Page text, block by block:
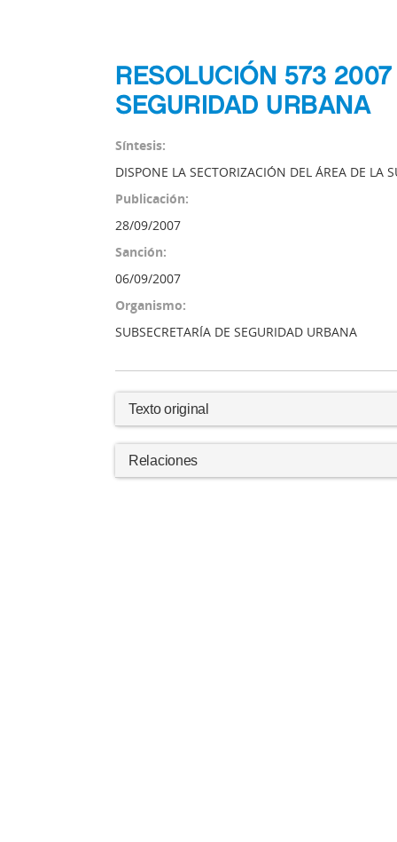
RESOLUCIÓN 573
SEGURIDAD URBANA
Síntesis:
DISPONE LA SECTORIZACIÓN DEL ÁREA DE LA
Publicación:
28/09/2007
Sanción:
06/09/2007
Organismo:
SUBSECRETARÍA DE SEGURIDAD URBANA
Texto original
Relaciones